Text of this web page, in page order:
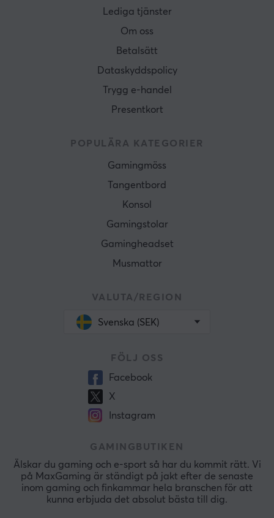
Lediga tjänster
Om oss
Betalsätt
Dataskyddspolicy
Trygg e-handel
Presentkort
POPULÄRA KATEGORIER
Gamingmöss
Tangentbord
Konsol
Gamingstolar
Gamingheadset
Musmattor
VALUTA/REGION
Svenska (SEK)
FÖLJ OSS
Facebook
X
Instagram
GAMINGBUTIKEN
Älskar du gaming och e-sport så har du kommit rätt. Vi
på MaxGaming är ständigt på jakt efter de senaste
inom gaming och finkammar hela branschen för att
kunna erbjuda det absolut bästa till dig.